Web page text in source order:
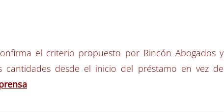
el criterio propuesto por Rincón Abogados y
desde el inicio del préstamo en vez de